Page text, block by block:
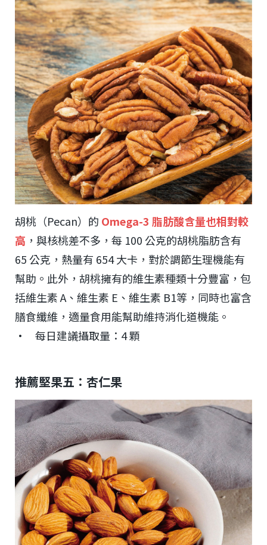
胡桃（Pecan）的 Omega-3 脂肪酸含量也相對較
高 ，與核桃差不多，每 100 公克的胡桃脂肪含有
65 公克，熱量有 654 大卡，對於調節生理機能有
幫助。此外，胡桃擁有的維生素種類十分豐富，包
括維生素 A、維生素 E、維生素 B1等，同時也富含
膳食纖維，適量食用能幫助維持消化道機能。
• 每日建議攝取量：4 顆
推薦堅果五：杏仁果